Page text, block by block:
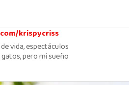
krispycriss
vida, espectáculos
pero mi sueño